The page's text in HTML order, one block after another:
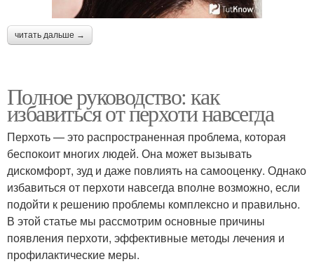
читать дальше →
Полное руководство: как
избавиться от перхоти навсегда
Перхоть — это распространенная проблема, которая
беспокоит многих людей. Она может вызывать
дискомфорт, зуд и даже повлиять на самооценку. Однако
избавиться от перхоти навсегда вполне возможно, если
подойти к решению проблемы комплексно и правильно.
В этой статье мы рассмотрим основные причины
появления перхоти, эффективные методы лечения и
профилактические меры.